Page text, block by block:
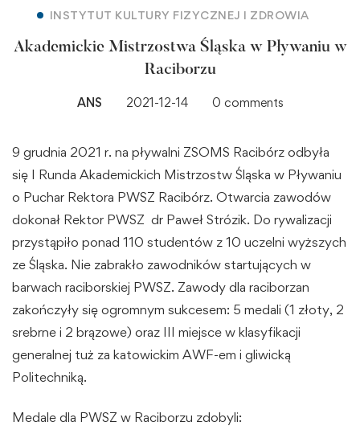
INSTYTUT KULTURY FIZYCZNEJ I ZDROWIA
Akademickie Mistrzostwa Śląska w Pływaniu w
Raciborzu
ANS 2021-12-14 0 comments
9 grudnia 2021 r. na pływalni ZSOMS Racibórz odbyła
się I Runda Akademickich Mistrzostw Śląska w Pływaniu
o Puchar Rektora PWSZ Racibórz. Otwarcia zawodów
dokonał Rektor PWSZ dr Paweł Strózik. Do rywalizacji
przystąpiło ponad 110 studentów z 10 uczelni wyższych
ze Śląska. Nie zabrakło zawodników startujących w
barwach raciborskiej PWSZ. Zawody dla raciborzan
zakończyły się ogromnym sukcesem: 5 medali (1 złoty, 2
srebrne i 2 brązowe) oraz III miejsce w klasyfikacji
generalnej tuż za katowickim AWF-em i gliwicką
Politechniką.
Medale dla PWSZ w Raciborzu zdobyli: